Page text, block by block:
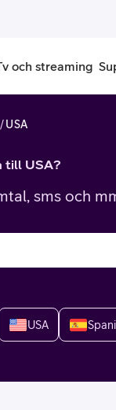
Alla
och streaming
USA
till USA?
sms och
USA